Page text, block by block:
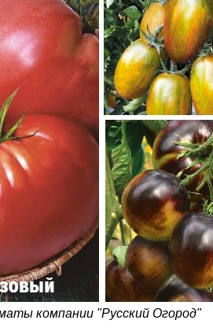
компании "Русский Огород"